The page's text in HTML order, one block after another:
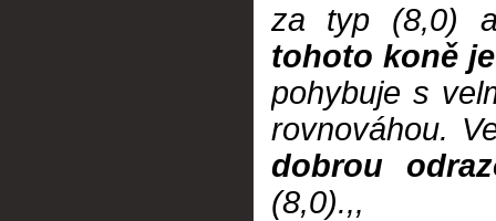
za typ (8,0)
tohoto koně
pohybuje s
rovnováhou.
dobrou
(8,0).,,